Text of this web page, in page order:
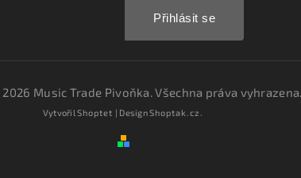
Přihlásit se
Music Trade Pivoňka. Všechna práva vyhrazena.
VytvořilShoptet | DesignShoptak.cz.